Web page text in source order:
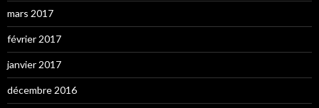
mars 2017
février 2017
janvier 2017
décembre 2016